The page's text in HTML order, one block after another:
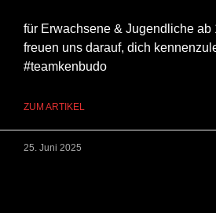
für Erwachsene & Jugendliche ab
freuen uns darauf, dich
#teamkenbudo
ZUM ARTIKEL
25. Juni 2025